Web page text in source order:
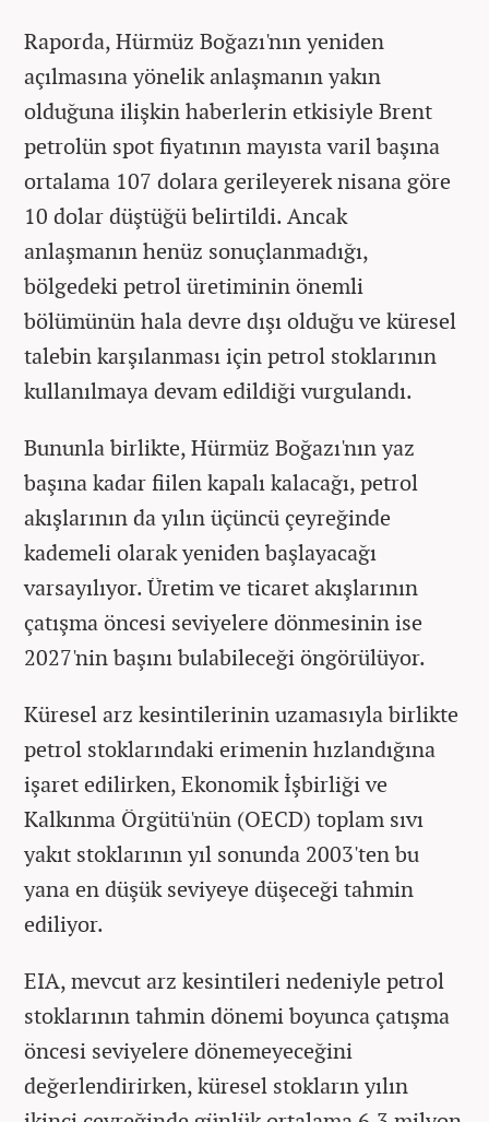
Raporda, Hürmüz Boğazı'nın yeniden
açılmasına yönelik anlaşmanın yakın
olduğuna ilişkin haberlerin etkisiyle Brent
petrolün spot fiyatının mayısta varil başına
ortalama 107 dolara gerileyerek nisana göre
10 dolar düştüğü belirtildi. Ancak
anlaşmanın henüz sonuçlanmadığı,
bölgedeki petrol üretiminin önemli
bölümünün hala devre dışı olduğu ve küresel
talebin karşılanması için petrol stoklarının
kullanılmaya devam edildiği vurgulandı.
Bununla birlikte, Hürmüz Boğazı'nın yaz
başına kadar fiilen kapalı kalacağı, petrol
akışlarının da yılın üçüncü çeyreğinde
kademeli olarak yeniden başlayacağı
varsayılıyor. Üretim ve ticaret akışlarının
çatışma öncesi seviyelere dönmesinin ise
2027'nin başını bulabileceği öngörülüyor.
Küresel arz kesintilerinin uzamasıyla birlikte
petrol stoklarındaki erimenin hızlandığına
işaret edilirken, Ekonomik İşbirliği ve
Kalkınma Örgütü'nün (OECD) toplam sıvı
yakıt stoklarının yıl sonunda 2003'ten bu
yana en düşük seviyeye düşeceği tahmin
ediliyor.
EIA, mevcut arz kesintileri nedeniyle petrol
stoklarının tahmin dönemi boyunca çatışma
öncesi seviyelere dönemeyeceğini
değerlendirirken, küresel stokların yılın